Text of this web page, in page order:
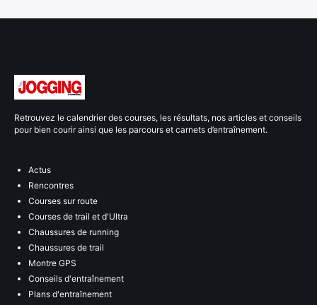
Retrouvez le calendrier des courses, les résultats, nos articles et conseils
pour bien courir ainsi que les parcours et carnets d’entraînement.
Actus
Rencontres
Courses sur route
Courses de trail et d'Ultra
Chaussures de running
Chaussures de trail
Montre GPS
Conseils d'entraînement
Plans d'entraînement